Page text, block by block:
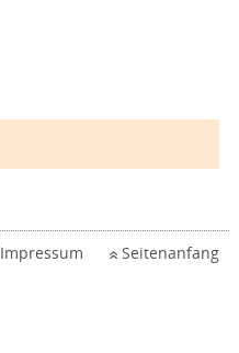
Impressum Seitenanfang